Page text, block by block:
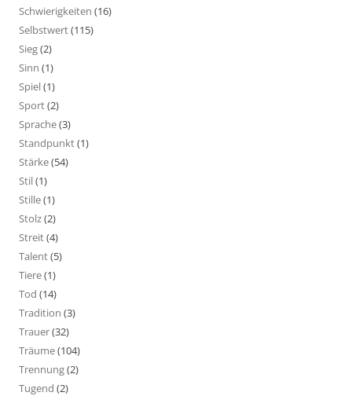
Schwierigkeiten (16)
Selbstwert(115)
Sieg(2)
Sinn (1)
Spiel(1)
Sport(2)
Sprache(3)
Standpunkt(1)
Stärke(54)
Stil(1)
Stille(1)
Stolz(2)
Streit(4)
Talent(5)
Tiere(1)
Tod (14)
Tradition (3)
Trauer(32)
Träume(104)
Trennung(2)
Tugend (2)